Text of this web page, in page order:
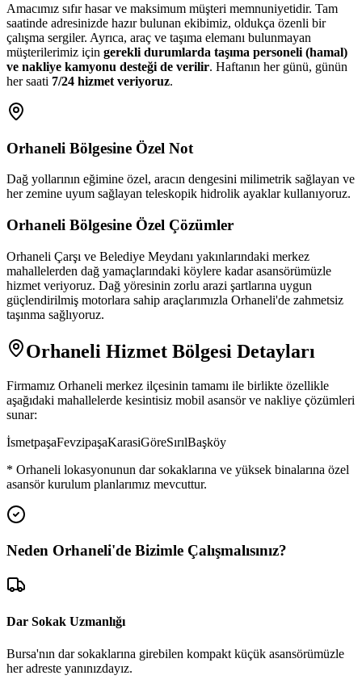
Amacımız sıfır hasar ve maksimum müşteri memnuniyetidir. Tam
saatinde adresinizde hazır bulunan ekibimiz, oldukça özenli bir
çalışma sergiler. Ayrıca, araç ve taşıma elemanı bulunmayan
müşterilerimiz için gerekli durumlarda taşıma personeli (hamal)
ve nakliye kamyonu desteği de verilir. Haftanın her günü, günün
her saati 7/24 hizmet veriyoruz.
Orhaneli Bölgesine Özel Not
Dağ yollarının eğimine özel, aracın dengesini milimetrik sağlayan ve
her zemine uyum sağlayan teleskopik hidrolik ayaklar kullanıyoruz.
Orhaneli Bölgesine Özel Çözümler
Orhaneli Çarşı ve Belediye Meydanı yakınlarındaki merkez
mahallelerden dağ yamaçlarındaki köylere kadar asansörümüzle
hizmet veriyoruz. Dağ yöresinin zorlu arazi şartlarına uygun
güçlendirilmiş motorlara sahip araçlarımızla Orhaneli'de zahmetsiz
taşınma sağlıyoruz.
Orhaneli Hizmet Bölgesi Detayları
Firmamız Orhaneli merkez ilçesinin tamamı ile birlikte özellikle
aşağıdaki mahallelerde kesintisiz mobil asansör ve nakliye çözümleri
sunar:
İsmetpaşaFevzipaşaKarasiGöreSırılBaşköy
* Orhaneli lokasyonunun dar sokaklarına ve yüksek binalarına özel
asansör kurulum planlarımız mevcuttur.
Neden Orhaneli'de Bizimle Çalışmalısınız?
Dar Sokak Uzmanlığı
Bursa'nın dar sokaklarına girebilen kompakt küçük asansörümüzle
her adreste yanınızdayız.